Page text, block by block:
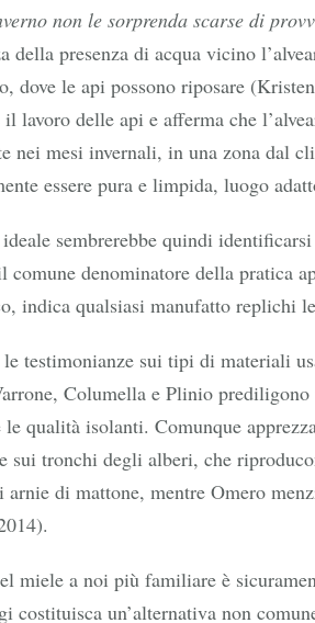
non le sorprenda scarse di
della presenza di acqua vicino
dove le api possono riposare
lavoro delle api e afferma che
nei mesi invernali, in una zona dal
essere pura e limpida, luogo
ideale sembrerebbe quindi
comune denominatore della pratica
indica qualsiasi manufatto replichi
testimonianze sui tipi di materiali
Columella e Plinio
qualità isolanti. Comunque
sui tronchi degli alberi, che
arnie di mattone, mentre Omero
miele a noi più familiare è
costituisca un’alternativa non